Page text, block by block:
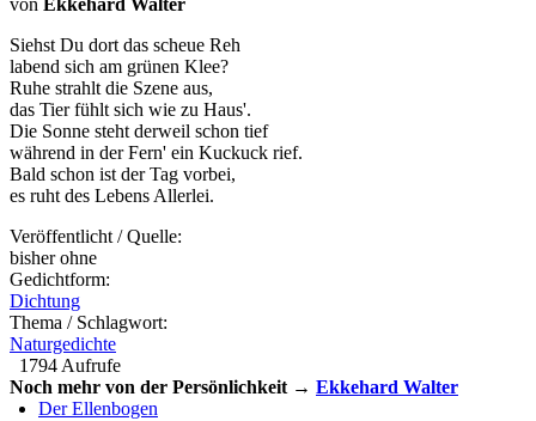
von Ekkehard Walter
Siehst Du dort das scheue Reh
labend sich am grünen Klee?
Ruhe strahlt die Szene aus,
das Tier fühlt sich wie zu Haus'.
Die Sonne steht derweil schon tief
während in der Fern' ein Kuckuck rief.
Bald schon ist der Tag vorbei,
es ruht des Lebens Allerlei.
Veröffentlicht / Quelle:
bisher ohne
Gedichtform:
Dichtung
Thema / Schlagwort:
Naturgedichte
1794 Aufrufe
Noch mehr von der Persönlichkeit → Ekkehard Walter
Der Ellenbogen